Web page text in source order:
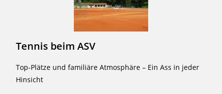
Tennis beim ASV
Top-Plätze und familiäre Atmosphäre – Ein Ass in jeder
Hinsicht